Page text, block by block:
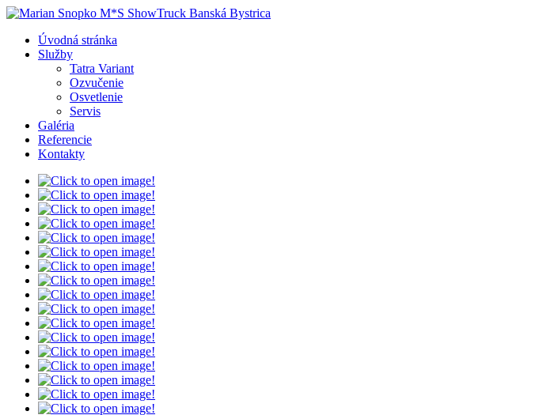
Úvodná stránka
Služby
Tatra Variant
Ozvučenie
Osvetlenie
Servis
Galéria
Referencie
Kontakty